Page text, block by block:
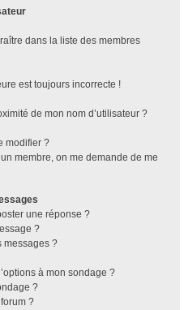
dans la liste des membres
est toujours incorrecte !
de mon nom d’utilisateur ?
modifier ?
membre, on me demande de me
une réponse ?
?
messages ?
à mon sondage ?
?
?